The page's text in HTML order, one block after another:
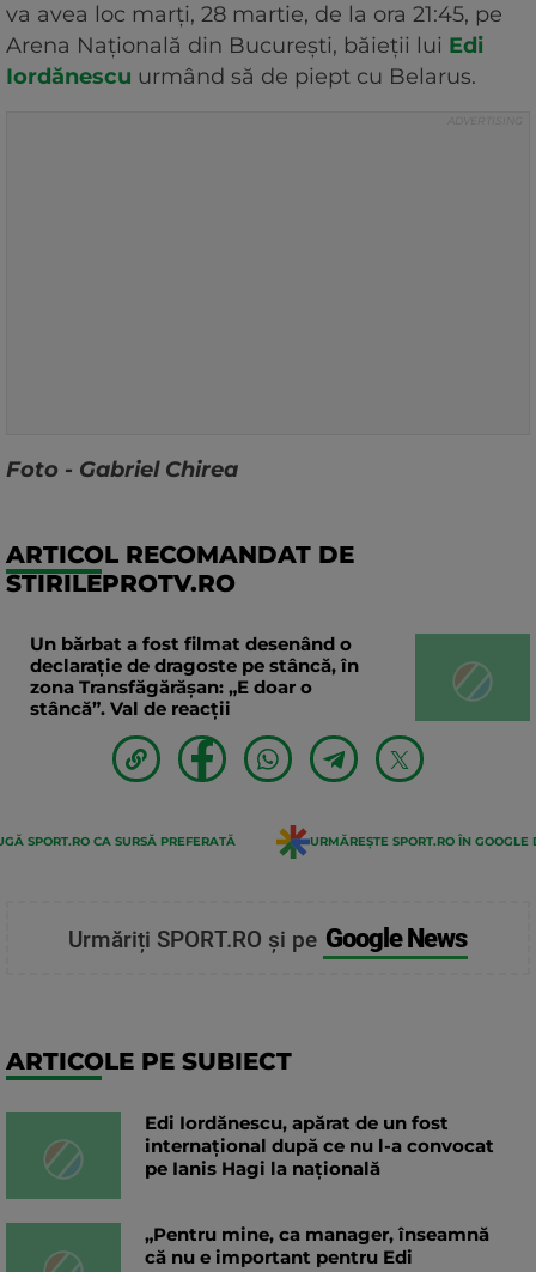
va avea loc marți, 28 martie, de la ora 21:45, pe
Arena Națională din București, băieții lui Edi
Iordănescu urmând să de piept cu Belarus.
Foto - Gabriel Chirea
ARTICOL RECOMANDAT DE
STIRILEPROTV.RO
Un bărbat a fost filmat desenând o
declaraţie de dragoste pe stâncă, în
zona Transfăgărăşan: „E doar o
stâncă”. Val de reacții
SPORT.RO CA SURSĂ PREFERATĂ URMĂREȘTE SPORT.RO ÎN GOOGLE
Urmăriți SPORT.RO și pe Google News
ARTICOLE PE SUBIECT
Edi Iordănescu, apărat de un fost
internațional după ce nu l-a convocat
pe Ianis Hagi la națională
„Pentru mine, ca manager, înseamnă
că nu e important pentru Edi